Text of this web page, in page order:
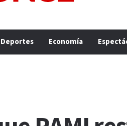
Deportes Economía